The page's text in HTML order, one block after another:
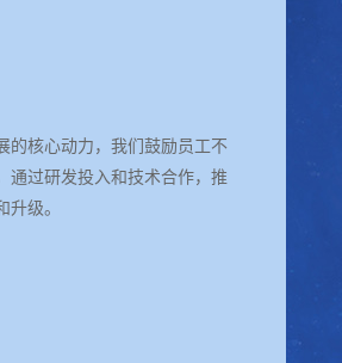
的核心动力，我们鼓励员工不
通过研发投入和技术合作，推
级。